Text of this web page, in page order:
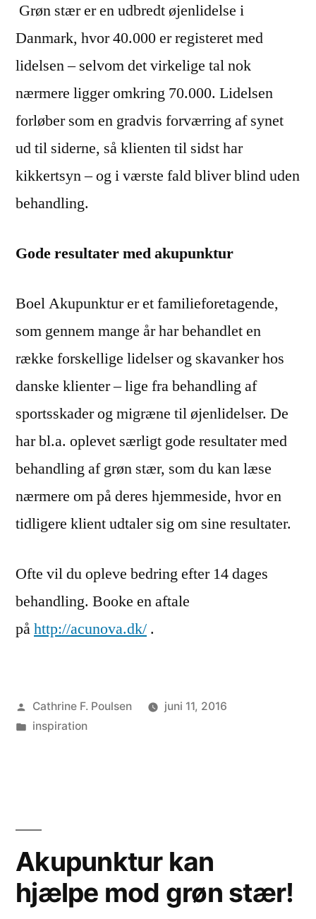
Grøn stær er en udbredt øjenlidelse i
Danmark, hvor 40.000 er registeret med
lidelsen – selvom det virkelige tal nok
nærmere ligger omkring 70.000. Lidelsen
forløber som en gradvis forværring af synet
ud til siderne, så klienten til sidst har
kikkertsyn – og i værste fald bliver blind uden
behandling.
Gode resultater med akupunktur
Boel Akupunktur er et familieforetagende,
som gennem mange år har behandlet en
række forskellige lidelser og skavanker hos
danske klienter – lige fra behandling af
sportsskader og migræne til øjenlidelser. De
har bl.a. oplevet særligt gode resultater med
behandling af grøn stær, som du kan læse
nærmere om på deres hjemmeside, hvor en
tidligere klient udtaler sig om sine resultater.
Ofte vil du opleve bedring efter 14 dages
behandling. Booke en aftale
påhttp://acunova.dk/ .
Posted
by
Cathrine F. Poulsen
juni 11, 2016
Posted
inspiration
Akupunktur kan
hjælpe mod grøn stær!